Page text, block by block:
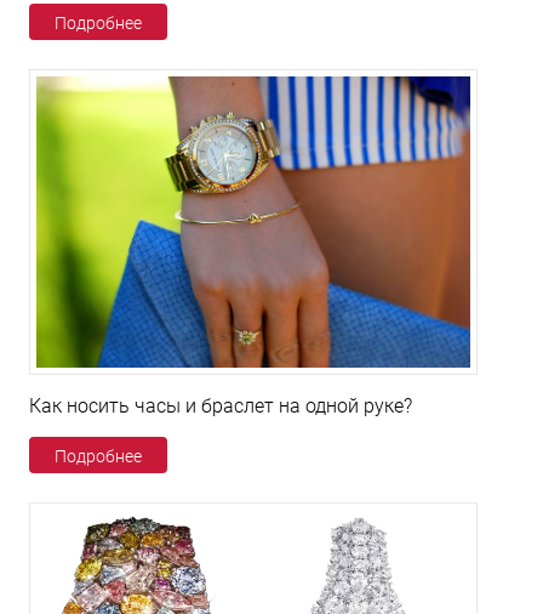
Подробнее
Как носить часы и браслет на одной руке?
Подробнее